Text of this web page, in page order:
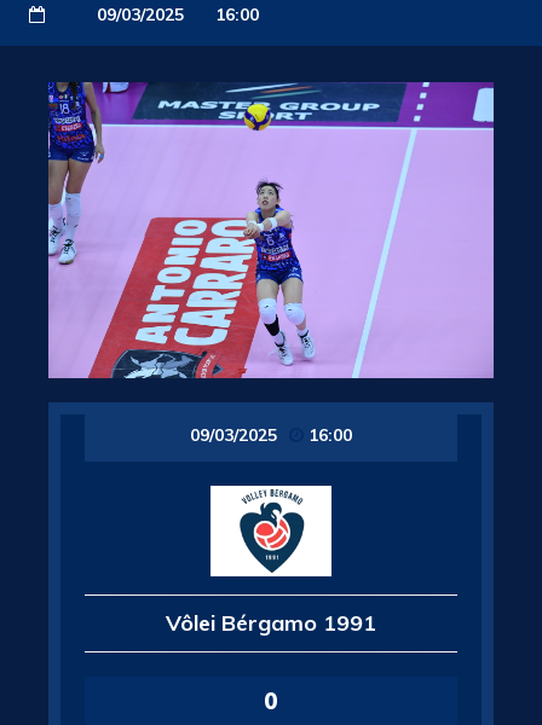
09/03/2025 16:00
09/03/2025 16:00
Vôlei Bérgamo 1991
0